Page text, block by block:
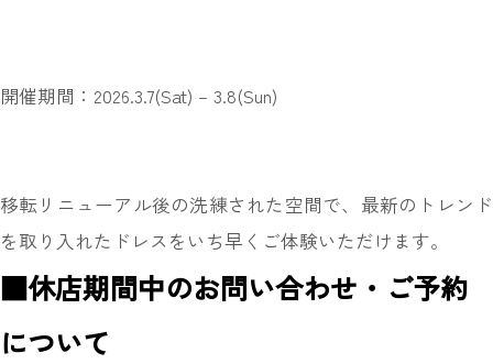
開催期間：2026.3.7(Sat) – 3.8(Sun)
移転リニューアル後の洗練された空間で、最新のトレンド
を取り入れたドレスをいち早くご体験いただけます。
■休店期間中のお問い合わせ・ご予約
について